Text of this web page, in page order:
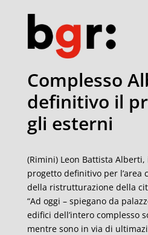
Complesso
definitivo il
gli esterni
(Rimini) Leon Battista
progetto definitivo per
della ristrutturazione della
“Ad oggi – spiegano da
edifici dell’intero complesso
mentre sono in via di